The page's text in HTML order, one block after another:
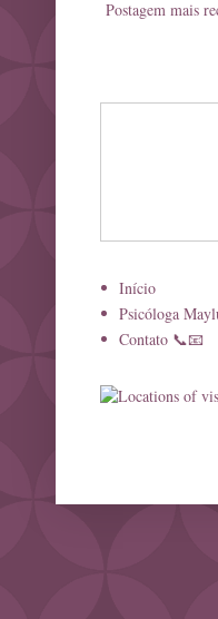
Postagem mais
Início
Psicóloga
Contato 📞📧